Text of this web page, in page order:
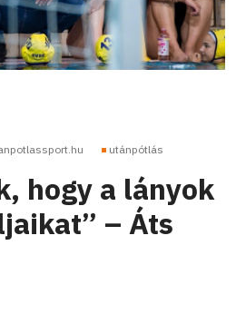
utánpótlás
hogy a lányok
– Áts